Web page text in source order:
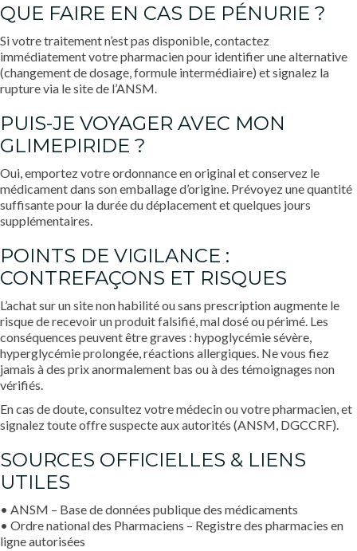
QUE FAIRE EN CAS DE PÉNURIE ?
Si votre traitement n’est pas disponible, contactez
immédiatement votre pharmacien pour identifier une alternative
(changement de dosage, formule intermédiaire) et signalez la
rupture via le site de l’ANSM.
PUIS-JE VOYAGER AVEC MON
GLIMEPIRIDE ?
Oui, emportez votre ordonnance en original et conservez le
médicament dans son emballage d’origine. Prévoyez une quantité
suffisante pour la durée du déplacement et quelques jours
supplémentaires.
POINTS DE VIGILANCE :
CONTREFAÇONS ET RISQUES
L’achat sur un site non habilité ou sans prescription augmente le
risque de recevoir un produit falsifié, mal dosé ou périmé. Les
conséquences peuvent être graves : hypoglycémie sévère,
hyperglycémie prolongée, réactions allergiques. Ne vous fiez
jamais à des prix anormalement bas ou à des témoignages non
vérifiés.
En cas de doute, consultez votre médecin ou votre pharmacien, et
signalez toute offre suspecte aux autorités (ANSM, DGCCRF).
SOURCES OFFICIELLES & LIENS
UTILES
• ANSM – Base de données publique des médicaments
• Ordre national des Pharmaciens – Registre des pharmacies en
ligne autorisées